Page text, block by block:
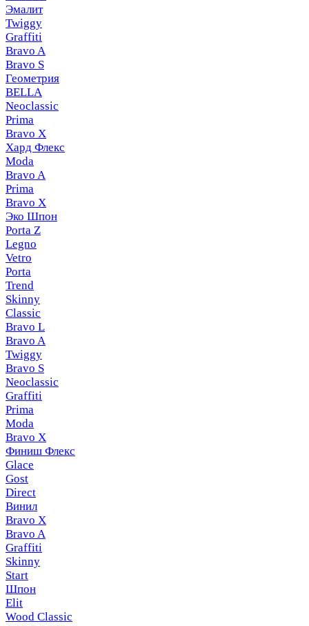
Эмалит
Twiggy
Graffiti
Bravo A
Bravo S
Геометрия
BELLA
Neoclassic
Prima
Bravo X
Хард Флекс
Moda
Bravo A
Prima
Bravo X
Эко Шпон
Porta Z
Legno
Vetro
Porta
Trend
Skinny
Classic
Bravo L
Bravo A
Twiggy
Bravo S
Neoclassic
Graffiti
Prima
Moda
Bravo X
Финиш Флекс
Glace
Gost
Direct
Винил
Bravo X
Bravo A
Graffiti
Skinny
Start
Шпон
Elit
Wood Classic